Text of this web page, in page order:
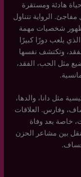
هادئة ومستقرة
الرواية تتناول
ظهور شخصيات مهمة
يلعب دورًا كبيرًا
وتكتشف نفسها
مثل الحب، الفقد،
مثل دانا، والدها،
وفارس. العلاقات
خاصة بعد وفاة
بين مشاعر الحزن
عساف.